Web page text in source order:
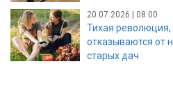
20.07.2026 | 08:00
Тихая
отказываются от
старых дач